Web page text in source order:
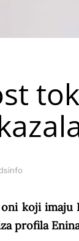
koji imaju
profila